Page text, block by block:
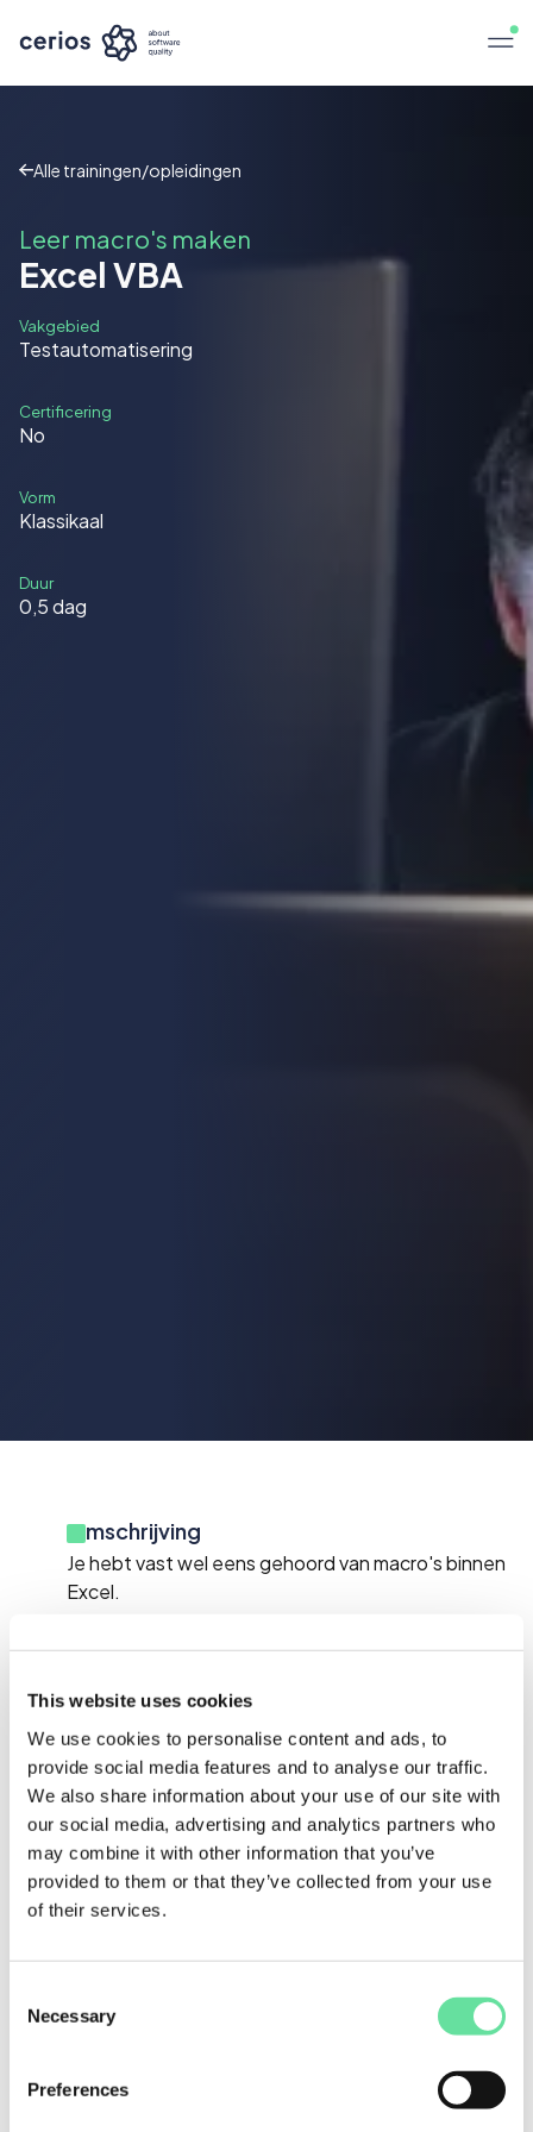
This website uses cookies
We use cookies to personalise content and ads, to
provide social media features and to analyse our traffic.
We also share information about your use of our site with
our social media, advertising and analytics partners who
may combine it with other information that you’ve
provided to them or that they’ve collected from your use
of their services.
Selection
Necessary
Preferences
Alle trainingen/opleidingen
Leer macro's maken
Excel VBA
Vakgebied
Testautomatisering
Certificering
No
Vorm
Klassikaal
Duur
0,5 dag
Omschrijving
Je hebt vast wel eens gehoord van macro's binnen
Excel.
Maar heb jij al een goed beeld wat je er allemaal
En hoe je dat zelf ook kunt leren?
Tijdens de Excel VBA training zet jij je eerste
stappen met VBA.
Wie weet raak jij door deze training zo geïnspireerd
in VBA dat je binnenkort zelf de meest
geavanceerde macro’s schrijft.
Deze training is voor iedereen die wil starten met